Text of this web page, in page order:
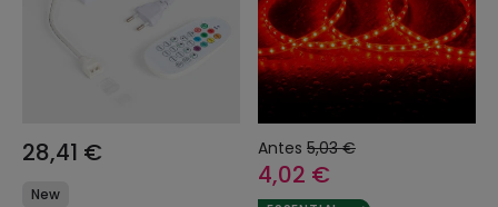
28,41 €
New
Antes 5,03 €
4,02 €